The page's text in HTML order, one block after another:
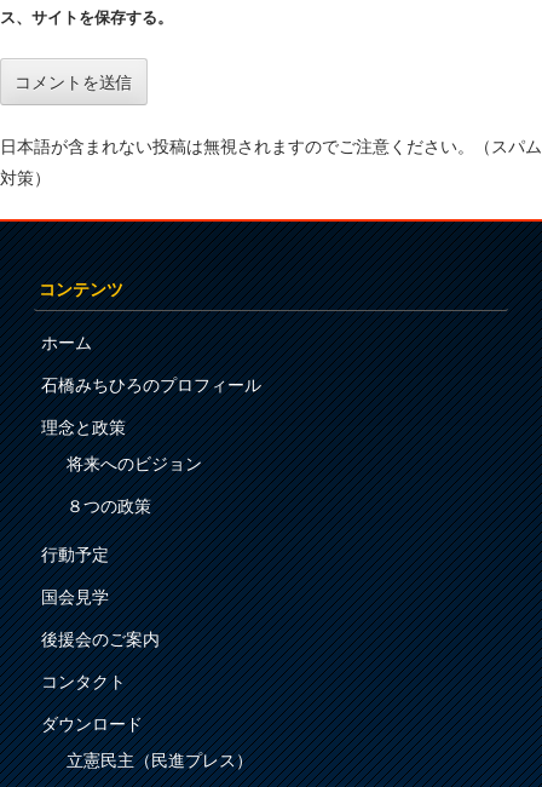
ス、サイトを保存する。
日本語が含まれない投稿は無視されますのでご注意ください。（スパム
対策）
コンテンツ
ホーム
石橋みちひろのプロフィール
理念と政策
将来へのビジョン
８つの政策
行動予定
国会見学
後援会のご案内
コンタクト
ダウンロード
立憲民主（民進プレス）